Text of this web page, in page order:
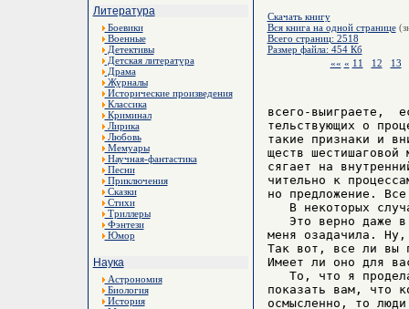
Литература
Боевики
Военные
Детективы
Детская литература
Драма
Журналы
Исторические произведения
Классика
Криминал
Лирика
Любовь
Мемуары
Научная-фантастика
Песни
Приключения
Сказки
Стихи
Триллеры
Фэнтези
Юмор
Наука
Астрономия
Биология
История
Скачать книгу
Вся книга на одной странице
Всего страниц: 2518
Размер файла: 454 Кб
«« « 11 12 13
всего-выиграете,
тельствующих о
такие признаки и
ществ
сягает на
чительно к
но предложение.
В некоторых
Это верно даже
меня озадачила.
Так вот, все ли вы
Имеет ли оно для
То, что я
показать вам, что
осмысленно, то